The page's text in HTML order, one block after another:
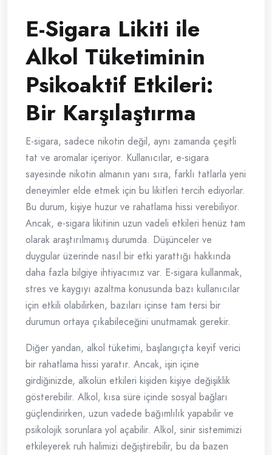
E-Sigara Likiti ile
Alkol Tüketiminin
Psikoaktif Etkileri:
Bir Karşılaştırma
E-sigara, sadece nikotin değil, aynı zamanda çeşitli
tat ve aromalar içeriyor. Kullanıcılar, e-sigara
sayesinde nikotin almanın yanı sıra, farklı tatlarla yeni
deneyimler elde etmek için bu likitleri tercih ediyorlar.
Bu durum, kişiye huzur ve rahatlama hissi verebiliyor.
Ancak, e-sigara likitinin uzun vadeli etkileri henüz tam
olarak araştırılmamış durumda. Düşünceler ve
duygular üzerinde nasıl bir etki yarattığı hakkında
daha fazla bilgiye ihtiyacımız var. E-sigara kullanmak,
stres ve kaygıyı azaltma konusunda bazı kullanıcılar
için etkili olabilirken, bazıları içinse tam tersi bir
durumun ortaya çıkabileceğini unutmamak gerekir.
Diğer yandan, alkol tüketimi, başlangıçta keyif verici
bir rahatlama hissi yaratır. Ancak, işin içine
girdiğinizde, alkolün etkileri kişiden kişiye değişiklik
gösterebilir. Alkol, kısa süre içinde sosyal bağları
güçlendirirken, uzun vadede bağımlılık yapabilir ve
psikolojik sorunlara yol açabilir. Alkol, sinir sistemimizi
etkileyerek ruh halimizi değiştirebilir, bu da bazen